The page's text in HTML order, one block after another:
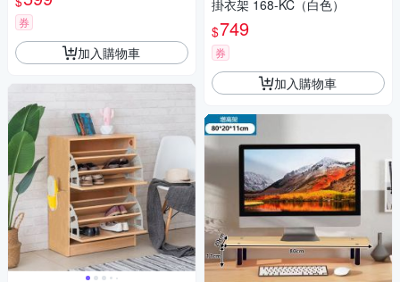
券
加入購物車
掛衣架 168-KC（白色）
$749
券
加入購物車